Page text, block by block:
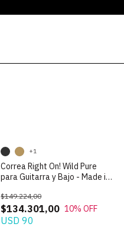
Correa Right On! Wild Pure
para Guitarra y Bajo - Made in
$134.301,00
$149.224,00
10% OFF
USD 90
+1